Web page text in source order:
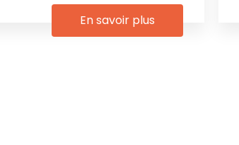
En savoir plus